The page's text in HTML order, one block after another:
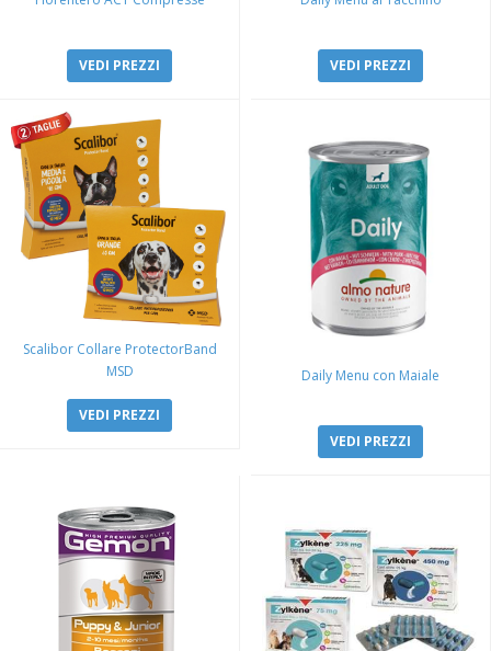
VEDI PREZZI VEDI PREZZI
Scalibor Collare ProtectorBand
MSD
VEDI PREZZI
Daily Menu con Maiale
VEDI PREZZI